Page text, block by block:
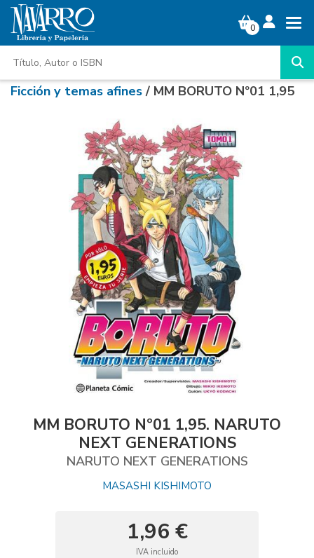
0
Ficción y temas afines/ MM BORUTO Nº01 1,95
MM BORUTO Nº01 1,95. NARUTO
NEXT GENERATIONS
NARUTO NEXT GENERATIONS
MASASHI KISHIMOTO
1,96 €
IVA incluido